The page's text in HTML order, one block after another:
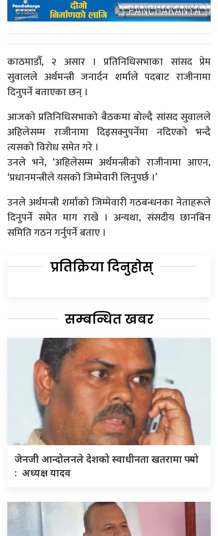
काठमाडौँ, २ असार । प्रतिनिधिसभाका सांसद प्रेम
सुवालले अर्थमन्त्री जनार्दन शर्माले पदबाट राजीनामा
दिनुपर्ने बताएका छन् ।
आजको प्रतिनिधिसभाको बैठकमा बोल्दै सांसद सुवालले
अहिलेसम्म राजीनामा दिइसक्नुपर्नेमा नदिएको भन्दै
त्यसको विरोध समेत गरे ।
उनले भने, ‘अहिलेसम्म अर्थमन्त्रीको राजीनामा आएन,
‘प्रधानमन्त्रीले यसको जिम्मेवारी लिनुपर्छ ।’
उनले अर्थमन्त्री शर्माको जिम्मेवारी गठबन्धनका नेताहरूले
दिनुपर्ने समेत माग राखे । अन्यथा, संसदीय छानबिन
समिति गठन गर्नुपर्ने बताए ।
प्रतिक्रिया दिनुहोस्
सम्बन्धित खबर
जेनजी आन्दोलनले देशको स्वाधीनता खतरामा पर्‍यो
: अध्यक्ष यादव